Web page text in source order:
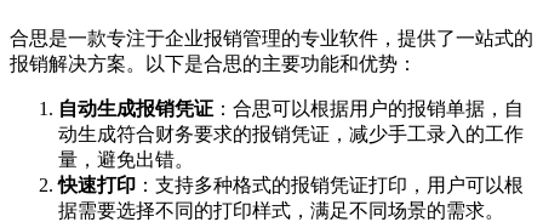
合思是一款专注于企业报销管理的专业软件，提供了一站式的
报销解决方案。以下是合思的主要功能和优势：
自动生成报销凭证 ：合思可以根据用户的报销单据，自
动生成符合财务要求的报销凭证，减少手工录入的工作
量，避免出错。
快速打印 ：支持多种格式的报销凭证打印，用户可以根
据需要选择不同的打印样式，满足不同场景的需求。